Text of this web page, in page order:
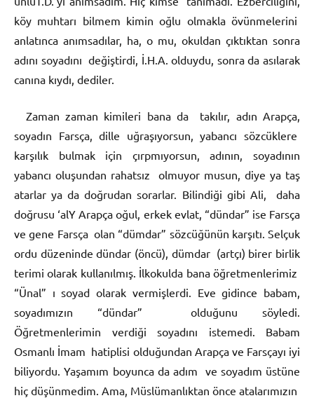
köy muhtarı bilmem kimin oğlu olmakla övünmelerini
anlatınca anımsadılar, ha, o mu, okuldan çıktıktan sonra
adını soyadını değiştirdi, İ.H.A. olduydu, sonra da asılarak
canına kıydı, dediler.
Zaman zaman kimileri bana da takılır, adın Arapça,
soyadın Farsça, dille uğraşıyorsun, yabancı sözcüklere
karşılık bulmak için çırpmıyorsun, adının, soyadının
yabancı oluşundan rahatsız olmuyor musun, diye ya taş
atarlar ya da doğrudan sorarlar. Bilindiği gibi Ali, daha
doğrusu ‘alY Arapça oğul, erkek evlat, “dündar” ise Farsça
ve gene Farsça olan “dümdar” sözcüğünün karşıtı. Selçuk
ordu düzeninde dündar (öncü), dümdar (artçı) birer birlik
terimi olarak kullanılmış. İlkokulda bana öğretmenlerimiz
“Ünal” ı soyad olarak vermişlerdi. Eve gidince babam,
soyadımızın “dündar” olduğunu söyledi.
Öğretmenlerimin verdiği soyadını istemedi. Babam
Osmanlı İmam hatiplisi olduğundan Arapça ve Farsçayı iyi
biliyordu. Yaşamım boyunca da adım ve soyadım üstüne
hiç düşünmedim. Ama, Müslümanlıktan önce atalarımızın